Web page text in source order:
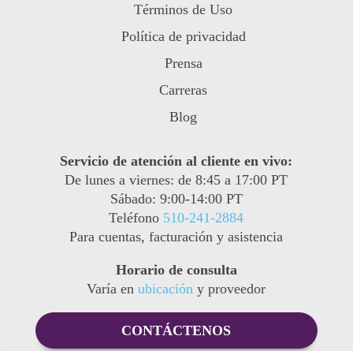
Términos de Uso
Política de privacidad
Prensa
Carreras
Blog
Servicio de atención al cliente en vivo:
De lunes a viernes: de 8:45 a 17:00 PT
Sábado: 9:00-14:00 PT
Teléfono 510-241-2884
Para cuentas, facturación y asistencia
Horario de consulta
Varía enubicación y proveedor
CONTÁCTENOS